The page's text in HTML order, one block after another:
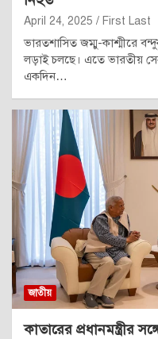
April 24, 2025 First Last
ভারতশাসিত জম্মু-কাশ্মীরে
লড়াই চলছে। এতে ভারতীয়
একদিন…
জাতীয়
কাতারের প্রধানমন্ত্রীর